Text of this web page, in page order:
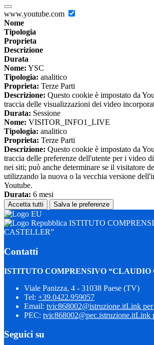
www.youtube.com
Nome
Tipologia
Proprieta
Descrizione
Durata
Nome: YSC
Tipologia: analitico
Proprieta: Terze Parti
Descrizione: Questo cookie è impostato da
traccia delle visualizzazioni dei video
Durata: Sessione
Nome: VISITOR_INFO1_LIVE
Tipologia: analitico
Proprieta: Terze Parti
Descrizione: Questo cookie è impostato da
traccia delle preferenze dell'utente per i video
nei siti; può anche determinare se il visitatore
utilizzando la nuova o la vecchia versione
Youtube.
Durata: 6 mesi
Accetta tutti Salva le preferenze
ISTITUTO
CASTELLER”
Contatti
ISTITUTO COMPRENSIVO “CLAUDIO
Viale Panizza, 4 - 31038 Paese (TV)
Tel: +39.0422.959057
Email: tvic868002@istruzione.itLink per
PEC: tvic868002@pec.istruzione.itLink
Seguici su